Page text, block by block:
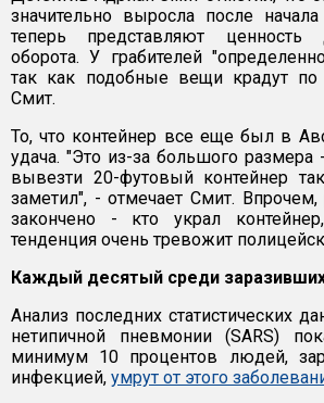
значительно выросла после
теперь представляют ценность
оборота. У грабителей
так как подобные вещи крадут по
Смит.
То, что контейнер все еще был в
удача. "Это из-за большого размера
вывезти 20-футовый контейнер
заметил", - отмечает Смит. Впрочем,
закончено - кто украл
тенденция очень тревожит
Каждый десятый среди
Анализ последних статистических
нетипичной пневмонии (SARS)
минимум 10 процентов людей,
инфекцией, умрут от этого